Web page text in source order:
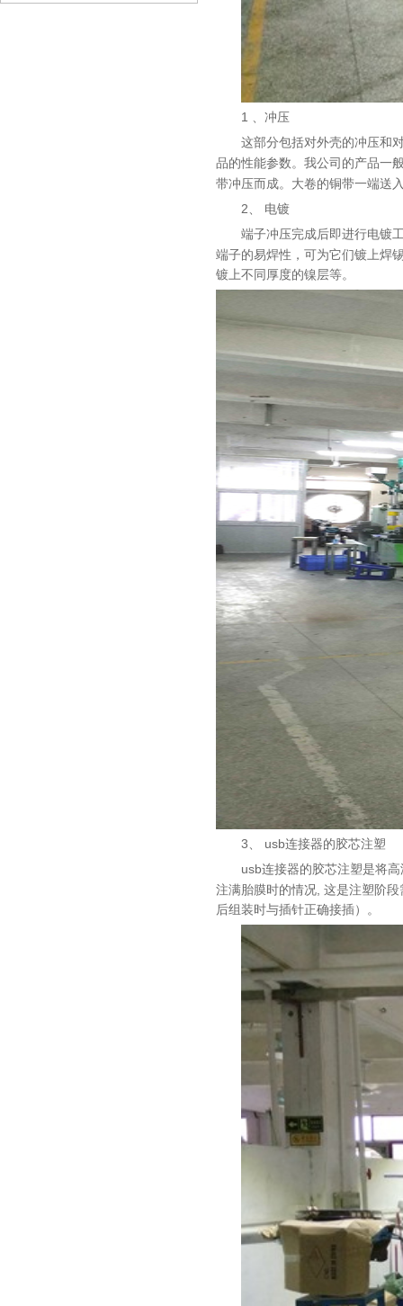
1 、 冲压
这部分包括对外壳的冲压和
品的性能参数。我公司的产品一
带冲压而成。大卷的铜带一端送
2、 电镀
端子冲压完成后即进行电镀
端子的易焊性，可为它们镀上焊
镀上不同厚度的镍层等。
3、 usb连接器的胶芯注塑
usb连接器的胶芯注塑是将
注满胎膜时的情况 这是注塑阶
后组装时与插针正确接插）。